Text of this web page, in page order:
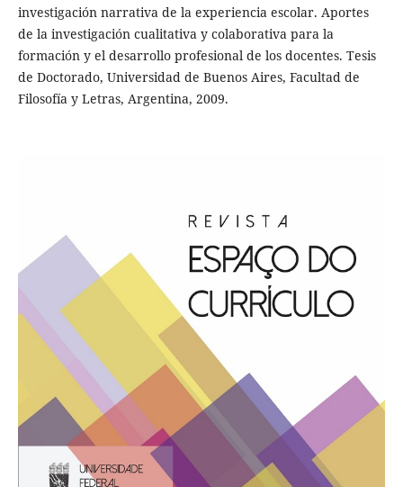
investigación narrativa de la experiencia escolar. Aportes
de la investigación cualitativa y colaborativa para la
formación y el desarrollo profesional de los docentes. Tesis
de Doctorado, Universidad de Buenos Aires, Facultad de
Filosofía y Letras, Argentina, 2009.